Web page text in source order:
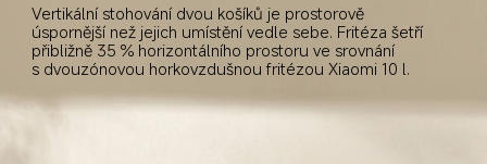
Vertikální stohování dvou košíků je prostorově
úspornější než jejich umístění vedle sebe. Fritéza šetří
přibližně 35 % horizontálního prostoru ve srovnání
s dvouzónovou horkovzdušnou fritézou Xiaomi 10 l.